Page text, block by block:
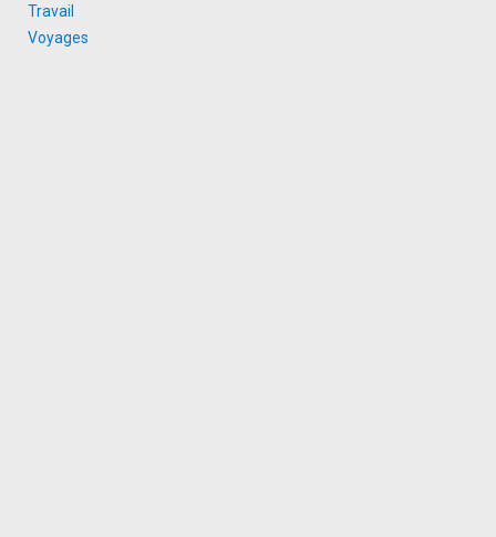
Travail
Voyages